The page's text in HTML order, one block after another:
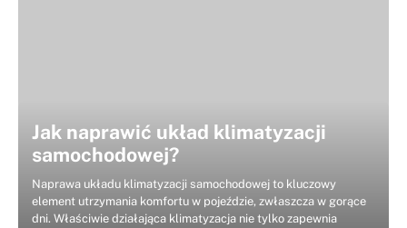
Jak naprawić układ klimatyzacji
samochodowej?
Naprawa układu klimatyzacji samochodowej to kluczowy
element utrzymania komfortu w pojeździe, zwłaszcza w gorące
dni. Właściwie działająca klimatyzacja nie tylko zapewnia